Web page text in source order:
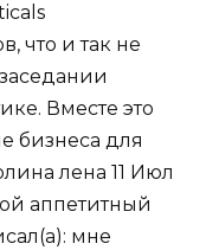
что и так не
Вместе это
бизнеса для
лена 11 Июл
аппетитный
мне